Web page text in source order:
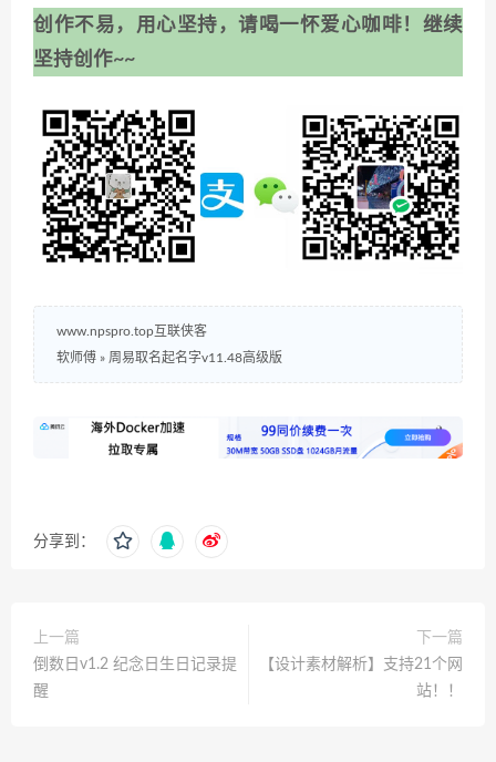
创作不易，用心坚持，请喝一怀爱心咖啡！继续
坚持创作~~
www.npspro.top互联侠客
软师傅 » 周易取名起名字v11.48高级版
分享到：
上一篇
倒数日v1.2 纪念日生日记录提
醒
下一篇
【设计素材解析】支持21个网
站！！